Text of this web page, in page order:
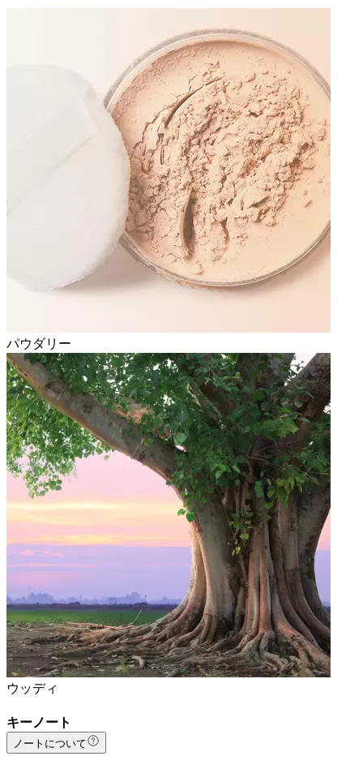
パウダリー
ウッディ
キーノート
ノートについて